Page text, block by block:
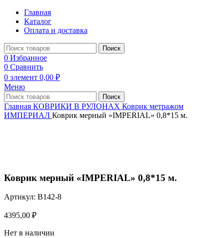
Главная
Каталог
Оплата и доставка
Поиск
0 Избранное
0 Сравнить
0 элемент 0,00 ₽
Меню
Поиск
Главная КОВРИКИ В РУЛОНАХ Коврик метражом
ИМПЕРИАЛ Коврик мерный «IMPERIAL» 0,8*15 м.
Коврик мерный «IMPERIAL» 0,8*15 м.
Артикул: B142-8
4395,00 ₽
Нет в наличии